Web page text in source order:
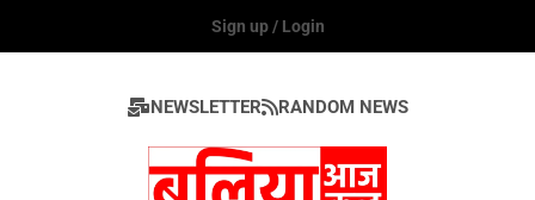
Sign up / Login
NEWSLETTER RANDOM NEWS